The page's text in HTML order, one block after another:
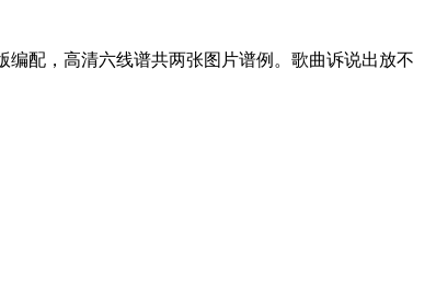
配，高清六线谱共两张图片谱例。歌曲诉说出放不